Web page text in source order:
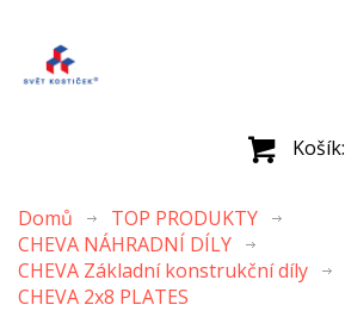
Košík:
Domů
TOP PRODUKTY
CHEVA NÁHRADNÍ DÍLY
CHEVA Základní konstrukční díly
CHEVA 2x8 PLATES